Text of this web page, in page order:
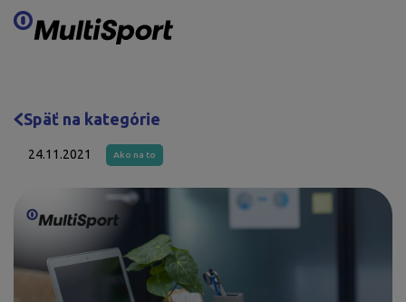
Preskočiť obsah
Späť na kategórie
24.11.2021 Ako na to